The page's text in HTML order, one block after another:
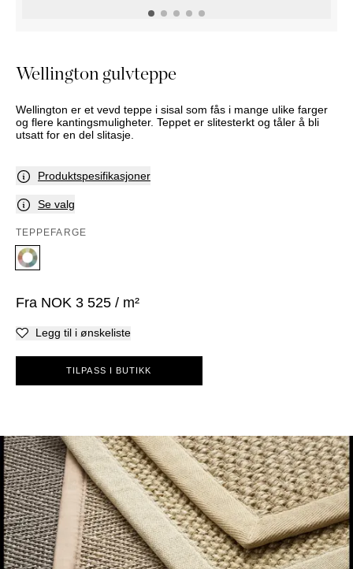
BORDDEKNING
Wellington gulvteppe
Wellington er et vevd teppe i sisal som fås i mange ulike farger
og flere kantingsmuligheter. Teppet er slitesterkt og tåler å bli
utsatt for en del slitasje.
Produktspesifikasjoner
Se valg
TEPPEFARGE
Fra NOK 3 525 / m²
Legg til i ønskeliste
TILPASS I BUTIKK